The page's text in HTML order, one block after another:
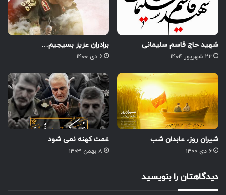
شهید حاج قاسم سلیمانی
۲۲ شهریور ۱۴۰۴
برادران عزیز بسیجیم…
۶ دی ۱۴۰۰
شیران روز، عابدان شب
۶ دی ۱۴۰۰
غمت کهنه نمی شود
۸ بهمن ۱۴۰۳
دیدگاهتان را بنویسید